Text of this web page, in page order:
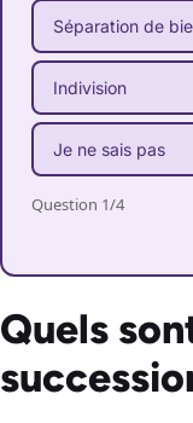
Séparation de
Indivision
Je ne sais pas
Question 1/4
Quels